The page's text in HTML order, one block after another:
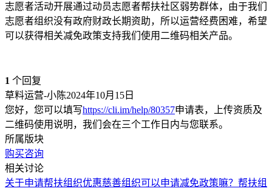
志愿者活动开展通过动员志愿者帮扶社区弱势群体，由于我们
志愿者组织没有政府财政长期资助，所以运营经费困难，希望
可以获得相关减免政策支持我们使用二维码相关产品。
1 个回复
草料运营-小陈2024年10月15日
您好，您可以填写https://cli.im/help/80357申请表，上传资质及
二维码使用说明，我们会在三个工作日内与您联系。
所属版块
购买咨询
相关讨论
关于申请帮扶组织优惠慈善组织可以申请减免政策嘛？ 帮扶组